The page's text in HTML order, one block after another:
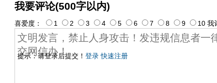
我要评论(500字以内)
提示：请登录后提交！ 登录 快速注册
喜爱度： 1 2 3 4 5 6 7 8 9 10 我